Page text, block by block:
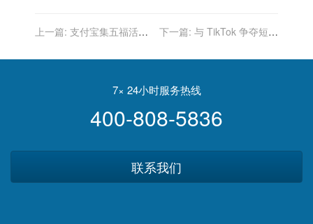
上一篇: 支付宝集五福活动 1
前领福
下一篇: 与 TikTok 争夺短视
滑功能
7× 24小时服务热线
400-808-5836
联系我们